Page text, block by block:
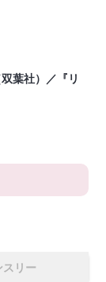
葉社）／『リ
スリー